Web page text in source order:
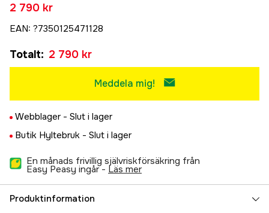
2 790 kr
EAN: ?7350125471128
Totalt: 2 790 kr
Meddela mig!
Webblager - Slut i lager
Butik Hyltebruk - Slut i lager
En månads frivillig självriskförsäkring från
Easy Peasy ingår - läs mer
Produktinformation